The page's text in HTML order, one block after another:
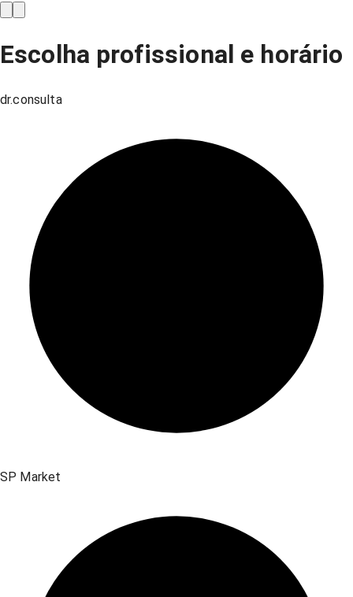
Escolha profissional e horário
dr.consulta
SP Market